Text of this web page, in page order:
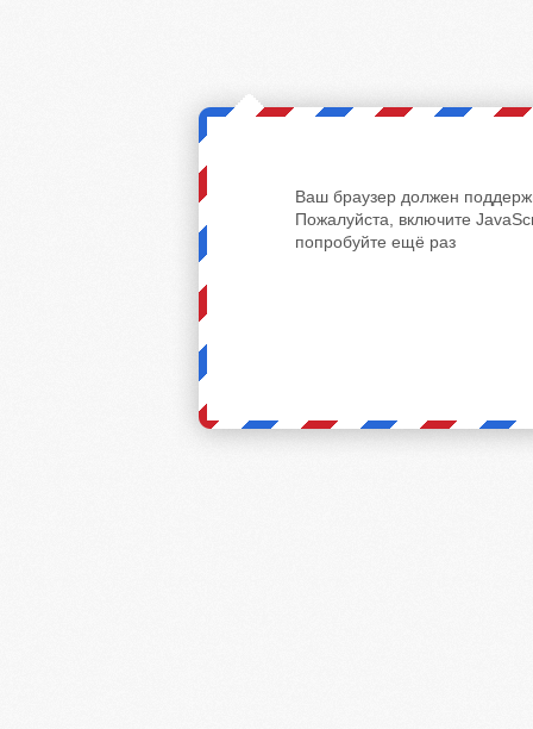
Ваш браузер должен
Пожалуйста, включите
попробуйте ещё раз